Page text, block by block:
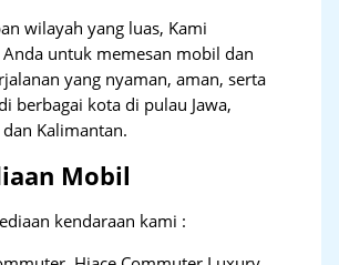
wilayah yang luas, Kami
untuk memesan mobil dan
yang nyaman, aman, serta
berbagai kota di pulau Jawa,
Kalimantan.
Mobil
kendaraan kami :